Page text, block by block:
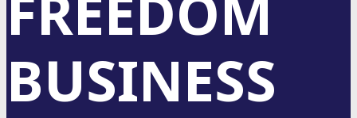
BUSINESS